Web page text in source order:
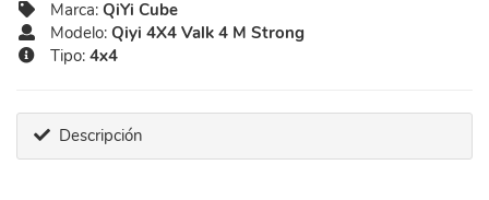
Marca: QiYi Cube
Modelo: Qiyi 4X4 Valk 4 M Strong
Tipo: 4x4
Descripción